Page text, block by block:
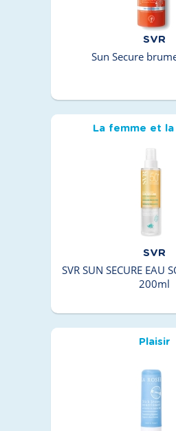
SVR
Sun Secure
La femme et
SVR
SVR SUN SECURE EAU
200ml
Plaisir